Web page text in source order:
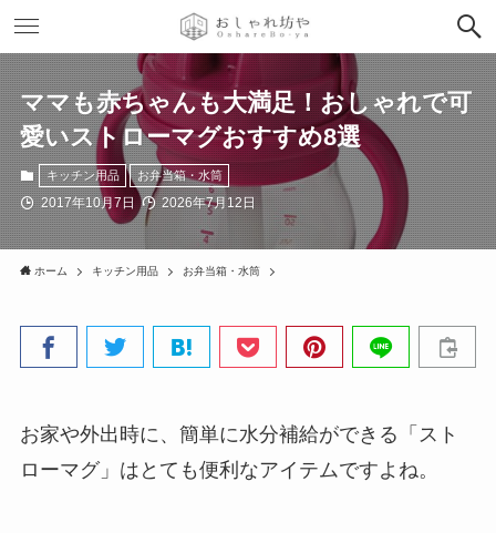
ママも赤ちゃんも大満足！おしゃれで可
愛いストローマグおすすめ8選
キッチン用品 お弁当箱・水筒
2017年10月7日 2026年7月12日
ホーム キッチン用品 お弁当箱・水筒
お家や外出時に、簡単に水分補給ができる「スト
ローマグ」はとても便利なアイテムですよね。